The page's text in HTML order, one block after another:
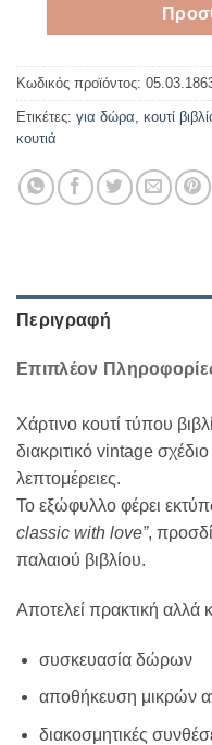
Κωδικός προϊόντος:
Ετικέτες: για δώρα, κουτί
κουτιά
Περιγραφή
Επιπλέον
Χάρτινο κουτί τύπου
διακριτικό vintage
λεπτομέρειες.
Το εξώφυλλο φέρει
classic with love”,
παλαιού βιβλίου.
Αποτελεί πρακτική αλλά
συσκευασία δώρων
αποθήκευση μικρών
διακοσμητικές